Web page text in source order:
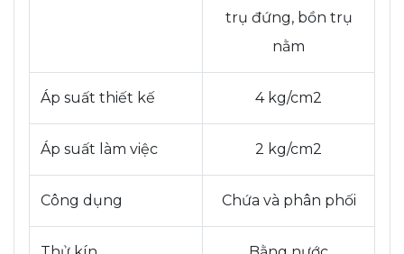
trụ đứng, bồn trụ
nằm
Áp suất thiết kế 4 kg/cm2
Áp suất làm việc 2 kg/cm2
Công dụng Chứa và phân phối